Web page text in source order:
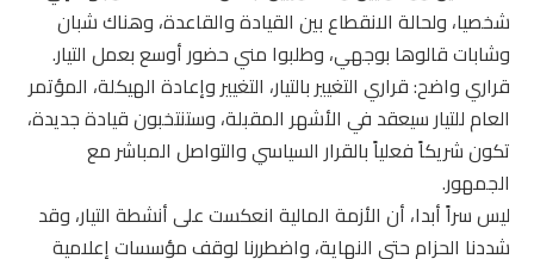
شخصيا، ولحالة الانقطاع بين القيادة والقاعدة، وهناك شبان
وشابات قالوها بوجهي، وطلبوا مني حضور أوسع بعمل التيار.
قراري واضح: قراري التغيير بالتيار، التغيير وإعادة الهيكلة، المؤتمر
العام للتيار سيعقد في الأشهر المقبلة، وستنتخبون قيادة جديدة،
تكون شريكاً فعلياً بالقرار السياسي والتواصل المباشر مع
الجمهور.
ليس سراً أبدا، أن الأزمة المالية انعكست على أنشطة التيار، وقد
شددنا الحزام حتى النهاية، واضطررنا لوقف مؤسسات إعلامية